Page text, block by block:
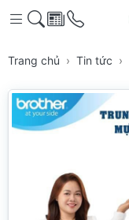
Trang chủ Tin tức